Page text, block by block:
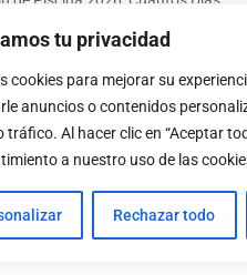
tu privacidad
cookies para mejorar su
anuncios o contenidos
tráfico. Al hacer clic en “Aceptar
a nuestro uso de las
Rechazar todo
en Madrid Sur (Datos
para instalar
en exterior: guía completa para